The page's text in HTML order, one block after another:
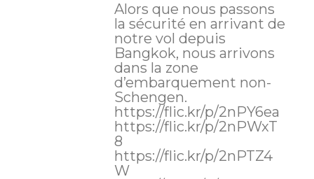
Alors que nous passons
la sécurité en arrivant de
notre vol depuis
Bangkok, nous arrivons
dans la zone
d’embarquement non-
Schengen.
https://flic.kr/p/2nPY6ea
https://flic.kr/p/2nPWxT
8
https://flic.kr/p/2nPTZ4
W